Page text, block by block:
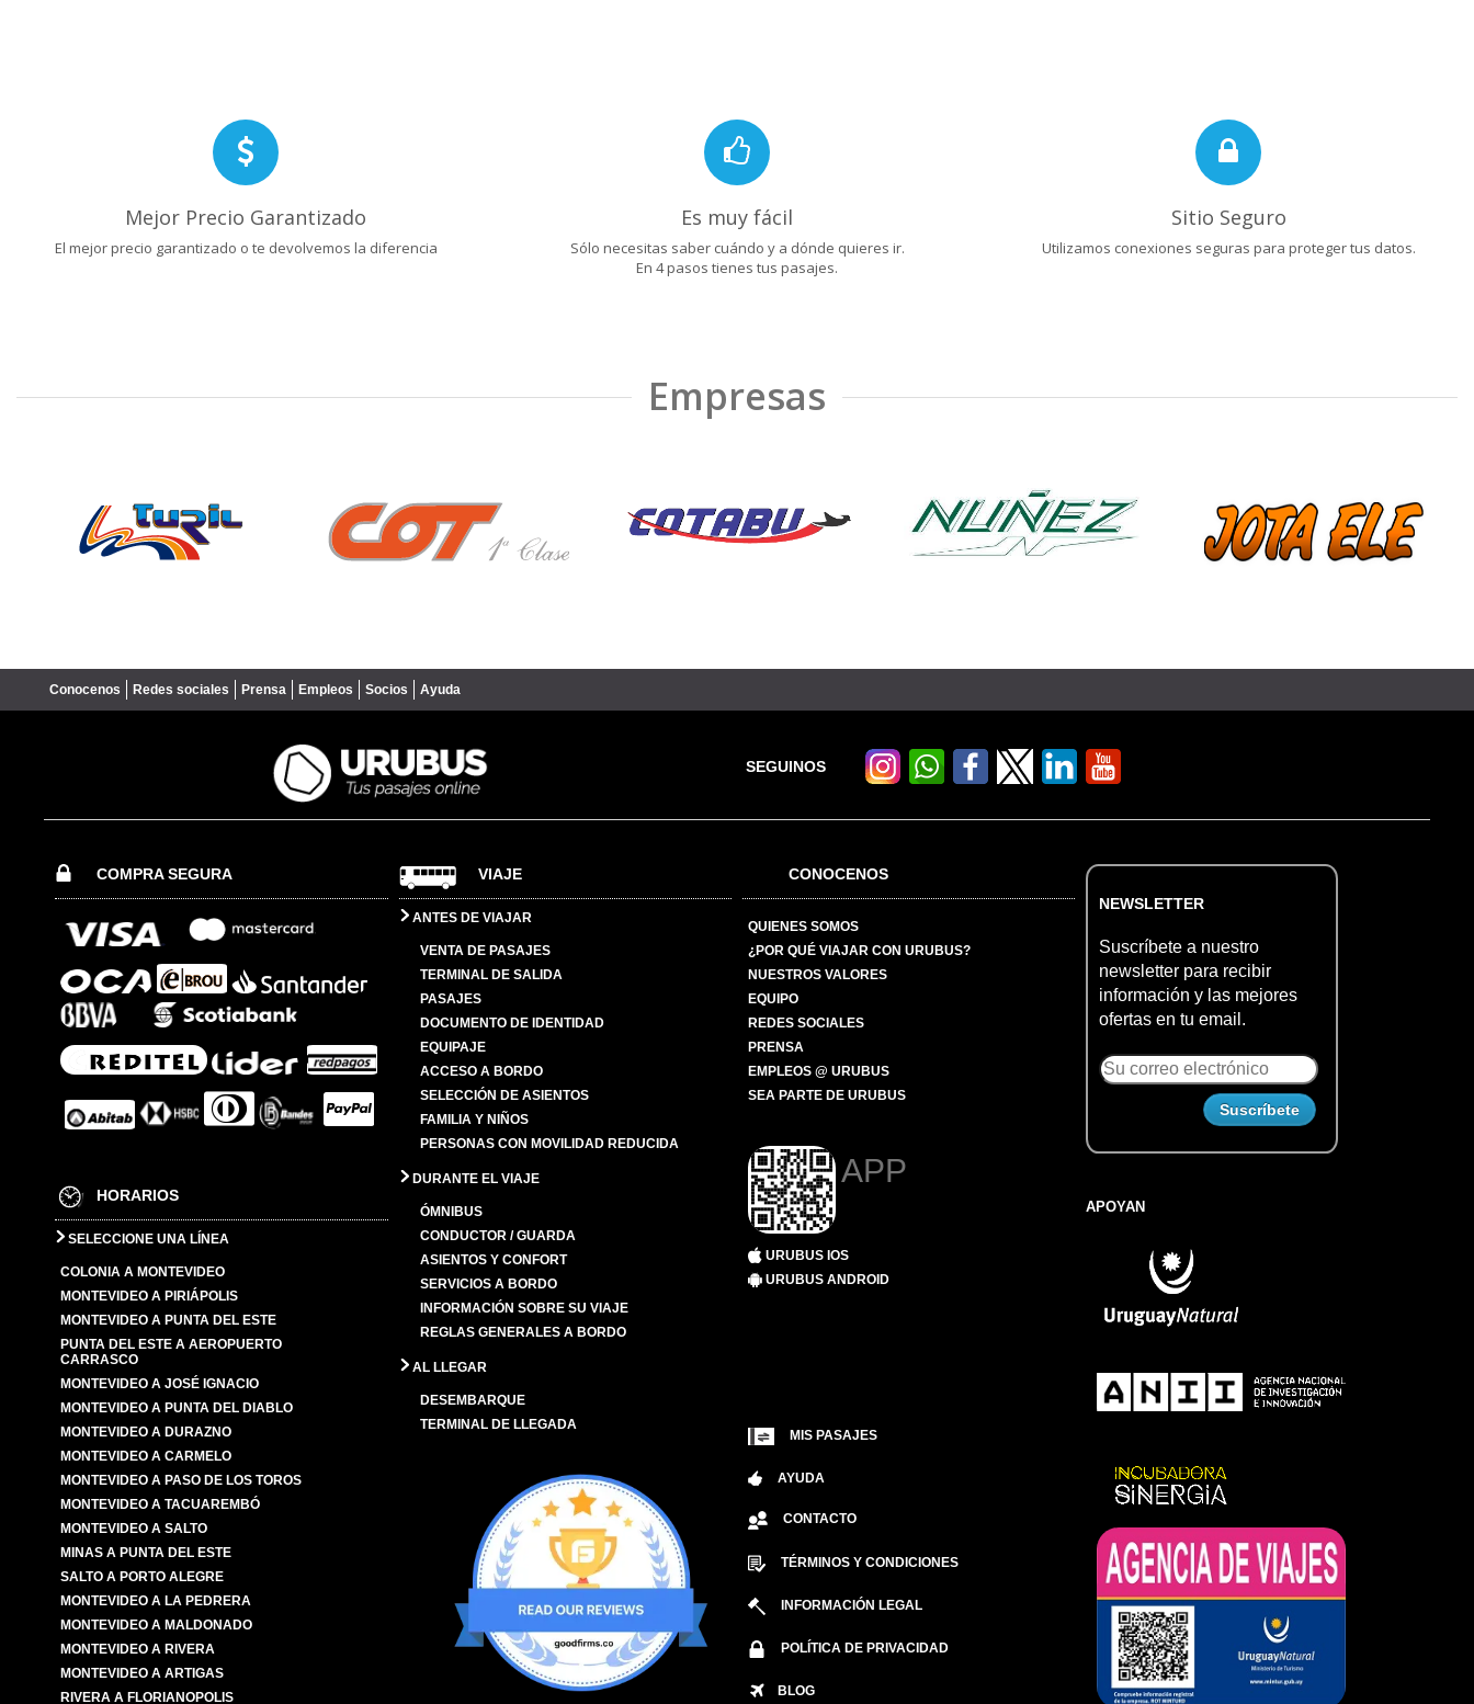
Mejor Precio Garantizado
El mejor precio garantizado o te devolvemos la diferencia
Es muy fácil
Sólo necesitas saber cuándo y a dónde quieres ir.
En 4 pasos tienes tus pasajes.
Sitio Seguro
Utilizamos conexiones seguras para proteger tus datos.
Empresas
Conocenos Redes sociales Prensa Empleos Socios Ayuda
SEGUINOS
COMPRA SEGURA
HORARIOS
SELECCIONE UNA LÍNEA
COLONIA A MONTEVIDEO
MONTEVIDEO A PIRIÁPOLIS
MONTEVIDEO A PUNTA DEL ESTE
PUNTA DEL ESTE A AEROPUERTO
CARRASCO
MONTEVIDEO A JOSÉ IGNACIO
MONTEVIDEO A PUNTA DEL DIABLO
MONTEVIDEO A DURAZNO
MONTEVIDEO A CARMELO
MONTEVIDEO A PASO DE LOS TOROS
MONTEVIDEO A TACUAREMBÓ
MONTEVIDEO A SALTO
MINAS A PUNTA DEL ESTE
SALTO A PORTO ALEGRE
MONTEVIDEO A LA PEDRERA
MONTEVIDEO A MALDONADO
MONTEVIDEO A RIVERA
MONTEVIDEO A ARTIGAS
RIVERA A FLORIANOPOLIS
VIAJE
ANTES DE VIAJAR
VENTA DE PASAJES
TERMINAL DE SALIDA
PASAJES
DOCUMENTO DE IDENTIDAD
EQUIPAJE
ACCESO A BORDO
SELECCIÓN DE ASIENTOS
FAMILIA Y NIÑOS
PERSONAS CON MOVILIDAD REDUCIDA
DURANTE EL VIAJE
ÓMNIBUS
CONDUCTOR / GUARDA
ASIENTOS Y CONFORT
SERVICIOS A BORDO
INFORMACIÓN SOBRE SU VIAJE
REGLAS GENERALES A BORDO
AL LLEGAR
DESEMBARQUE
TERMINAL DE LLEGADA
CONOCENOS
QUIENES SOMOS
¿POR QUÉ VIAJAR CON URUBUS?
NUESTROS VALORES
EQUIPO
REDES SOCIALES
PRENSA
EMPLEOS @ URUBUS
SEA PARTE DE URUBUS
APP
URUBUS IOS
URUBUS ANDROID
MIS PASAJES
AYUDA
CONTACTO
TÉRMINOS Y CONDICIONES
INFORMACIÓN LEGAL
POLÍTICA DE PRIVACIDAD
BLOG
NEWSLETTER
Suscríbete a nuestro
newsletter para recibir
información y las mejores
ofertas en tu email.
APOYAN